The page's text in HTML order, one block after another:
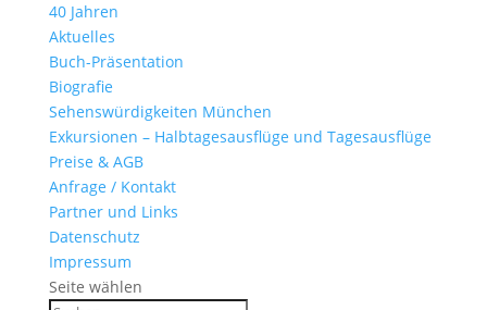
40 Jahren
Aktuelles
Buch-Präsentation
Biografie
Sehenswürdigkeiten München
Exkursionen – Halbtagesausflüge und Tagesausflüge
Preise & AGB
Anfrage / Kontakt
Partner und Links
Datenschutz
Impressum
Seite wählen